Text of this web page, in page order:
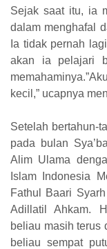
Sejak saat itu, ia
dalam menghafal
Ia tidak pernah
akan ia pelajari
kecil,” ucapnya
Setelah bertahun-
pada bulan
Alim Ulama
Islam Indonesia
Fathul Baari
Adillatil Ahkam.
beliau masih terus
beliau sempat